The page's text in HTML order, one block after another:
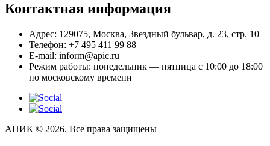
Контактная информация
Адрес: 129075, Москва, Звездный бульвар, д. 23, стр. 10
Телефон: +7 495 411 99 88
E-mail: inform@apic.ru
Режим работы: понедельник — пятница с 10:00 до 18:00
по московскому времени
АПИК © 2026. Все права защищены